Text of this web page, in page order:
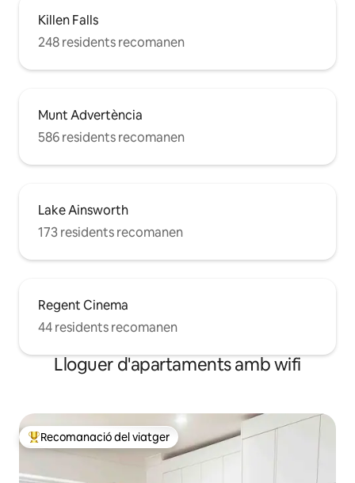
Killen Falls
248 residents recomanen
Munt Advertència
586 residents recomanen
Lake Ainsworth
173 residents recomanen
Regent Cinema
44 residents recomanen
Lloguer d'apartaments amb wifi
Principals recomanacions dels viatgers
Recomanació del viatger